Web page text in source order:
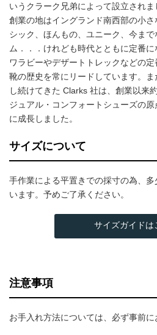
いうクラーク兄弟によって設立されま
創業の地はイングランド南西部の小
シック、ほんもの、ユニーク、今ま
ム．．．けれども時代とともに定番に
ワラビーやデザートトレックなどの定
靴の歴史を常にリードしています。
し続けてきた Clarks 社は、創業以来
ジュアル・コンフォートシューズの
に成長しました。
サイズについて
手作業による平置きでの採寸の為、
います。予めご了承ください。
サイズガイドは
注意事項
お手入れ方法については、必ず事前に